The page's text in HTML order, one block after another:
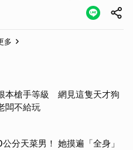
範
多
本槍手等級 網見這隻天才狗
闆不給玩
分天菜男！ 她摸遍「全身」